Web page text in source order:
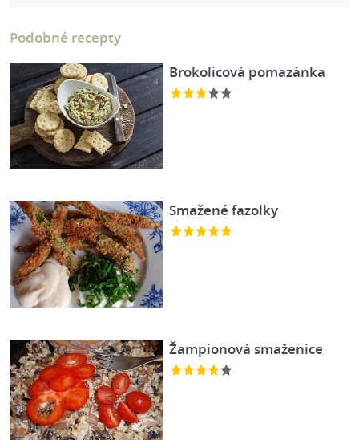
Podobné recepty
Brokolicová pomazánka
Smažené fazolky
Žampionová smaženice